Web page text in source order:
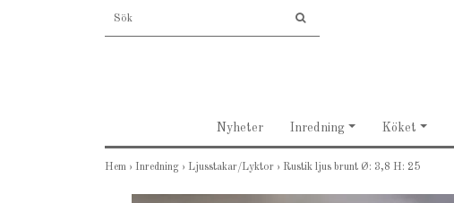
Nyheter Inredning Köket
Hem › Inredning › Ljusstakar/Lyktor › Rustik ljus brunt Ø: 3,8 H: 25